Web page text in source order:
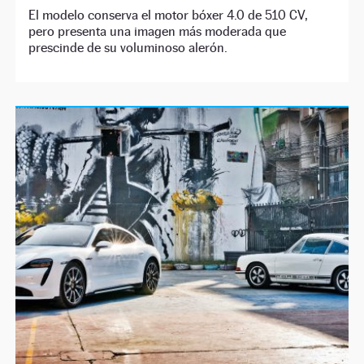
El modelo conserva el motor bóxer 4.0 de 510 CV,
pero presenta una imagen más moderada que
prescinde de su voluminoso alerón.